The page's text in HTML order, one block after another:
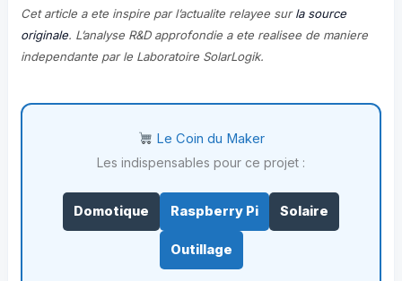
Cet article a ete inspire par l’actualite relayee surla source
originale. L’analyse R&D approfondie a ete realisee de maniere
independante par le Laboratoire SolarLogik.
Le Coin du Maker
Les indispensables pour ce projet :
Domotique Raspberry Pi Solaire
Outillage